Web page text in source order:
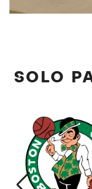
SOLO PARA AUTÉNTICOS